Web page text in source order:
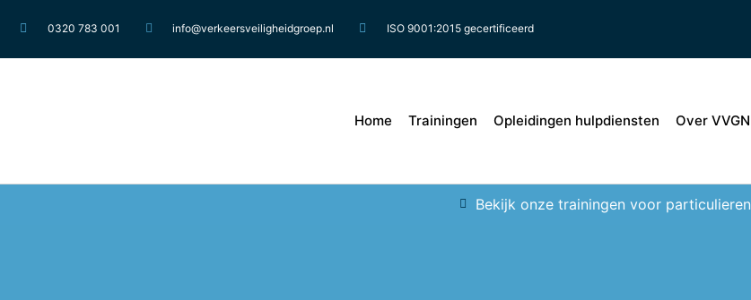
0320 783 001 info@verkeersveiligheidgroep.nl ISO 9001:2015 gecertificeerd
Home Trainingen Opleidingen hulpdiensten Over VVGN
Bekijk onze trainingen voor particulieren